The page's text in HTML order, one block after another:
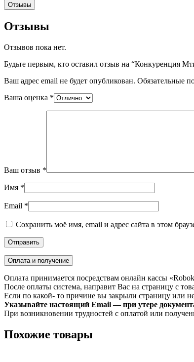
Отзывы
Отзывы
Отзывов пока нет.
Будьте первым, кто оставил отзыв на “Конкуренция
Ваш адрес email не будет опубликован. Обязательные
Ваша оценка *
Ваш отзыв *
Имя *
Email *
Сохранить моё имя, email и адрес сайта в этом
Оплата и получение
Оплата принимается посредствам онлайн кассы
После оплаты система, направит Вас на страницу с
Если по какой- то причине вы закрыли страницу или не
Указывайте настоящий Email — при утере
При возникновении трудностей с оплатой или
Похожие товары